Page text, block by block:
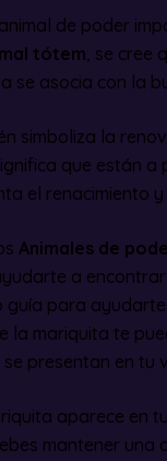
de poder
tótem, se cree
se asocia con la
simboliza la
que están
el renacimiento
Animales de
a
guía para
la mariquita te
presentan en tu
aparece en
mantener